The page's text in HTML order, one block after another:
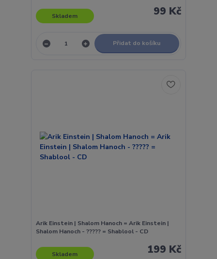
99 Kč
Skladem
Přidat do košíku
Arik Einstein | Shalom Hanoch = Arik Einstein |
Shalom Hanoch - ????? = Shablool - CD
199 Kč
Skladem